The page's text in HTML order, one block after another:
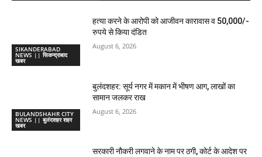
SIKANDERABAD
NEWS || सिकन्द्राबाद
खबर
हत्या करने के आरोपी को आजीवन कारावास व 50,000/-
रुपये से किया दंडित
August 6, 2026
BULANDSHAHR CITY
NEWS || बुलंदशहर शहर
खबर
बुलंदशहर: सूर्य नगर में मकान में भीषण आग, लाखों का
सामान जलकर राख
August 6, 2026
सरकारी नौकरी लगवाने के नाम पर ठगी, कोर्ट के आदेश पर